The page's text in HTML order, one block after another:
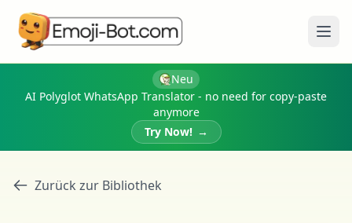
Neu
AI Polyglot WhatsApp Translator - no need for copy-paste
anymore
Try Now! →
Zurück zur Bibliothek